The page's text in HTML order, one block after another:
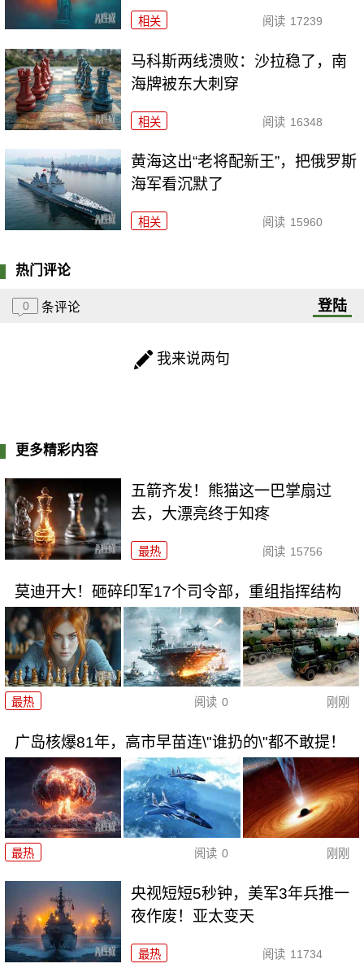
相关 阅读 17239
马科斯两线溃败：沙拉稳了，南
海牌被东大刺穿
相关 阅读 16348
黄海这出“老将配新王”，把俄罗斯
海军看沉默了
相关 阅读 15960
热门评论
0 条评论 登陆
我来说两句
更多精彩内容
五箭齐发！熊猫这一巴掌扇过
去，大漂亮终于知疼
最热 阅读 15756
莫迪开大！砸碎印军17个司令部，重组指挥结构
最热 阅读 0 刚刚
广岛核爆81年，高市早苗连\"谁扔的\"都不敢提！
最热 阅读 0 刚刚
央视短短5秒钟，美军3年兵推一
夜作废！亚太变天
最热 阅读 11734